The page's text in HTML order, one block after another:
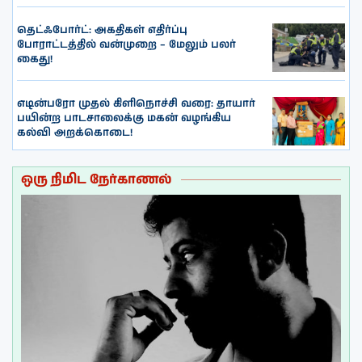
தெட்ஃபோர்ட்: அகதிகள் எதிர்ப்பு
போராட்டத்தில் வன்முறை – மேலும் பலர்
கைது!
எடின்பரோ முதல் கிளிநொச்சி வரை: தாயார்
பயின்ற பாடசாலைக்கு மகன் வழங்கிய
கல்வி அறக்கொடை!
ஒரு நிமிட நேர்காணல்